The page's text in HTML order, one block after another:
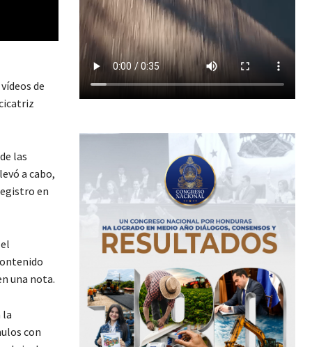
de
las
a cabo,
en
una nota.
la
con